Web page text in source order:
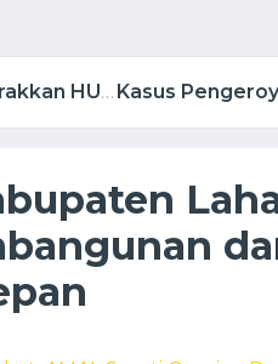
Semarakkan HUT RI ke-81, Rutan Kuala Kapuas Salurkan Bantuan Sosial ke Keluarga ...